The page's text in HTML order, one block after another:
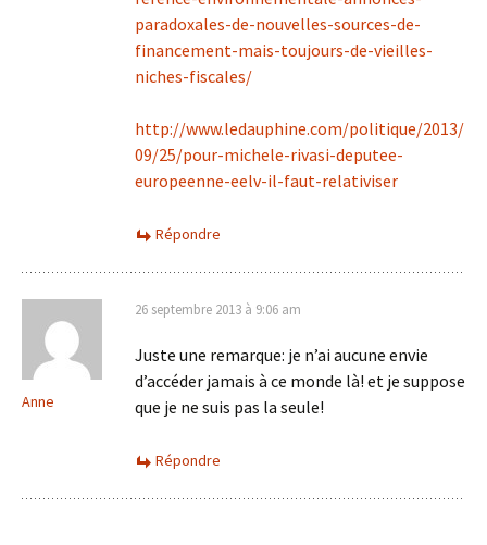
paradoxales-de-nouvelles-sources-de-
financement-mais-toujours-de-vieilles-
niches-fiscales/
http://www.ledauphine.com/politique/2013/
09/25/pour-michele-rivasi-deputee-
europeenne-eelv-il-faut-relativiser
Répondre
Anne
26 septembre 2013 à 9:06 am
Juste une remarque: je n’ai aucune envie
d’accéder jamais à ce monde là! et je suppose
que je ne suis pas la seule!
Répondre